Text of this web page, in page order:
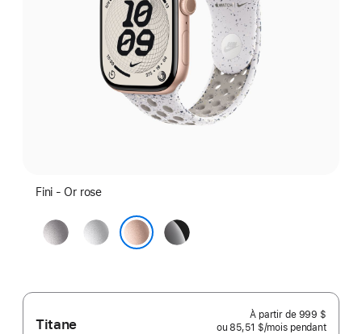
Fini - Or rose
Gris
cosmique
Argent
Noir
de
Titane
À partir de 999 $
ou 85,51 $/mois par
pendant